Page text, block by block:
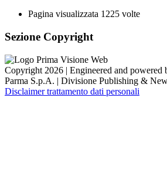
Pagina visualizzata 1225 volte
Sezione Copyright
Copyright 2026 | Engineered and powered
Parma S.p.A. | Divisione Publishing &
Disclaimer trattamento dati personali